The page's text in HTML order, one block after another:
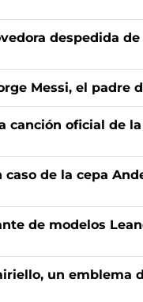
despedida
Messi, el padre
canción oficial de
de la cepa
de modelos
un emblema